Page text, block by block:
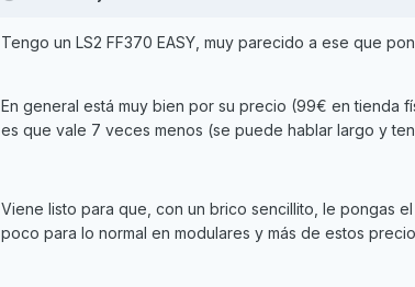
Tengo un LS2 FF370 EASY, muy parecido a ese que
En general está muy bien por su precio (99€ en tienda
es que vale 7 veces menos (se puede hablar largo y
Viene listo para que, con un brico sencillito, le pongas
poco para lo normal en modulares y más de estos